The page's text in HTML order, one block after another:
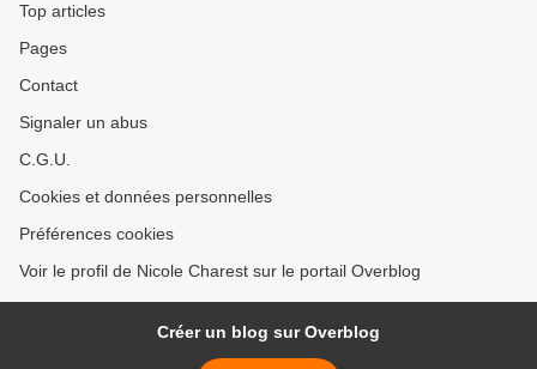
Top articles
Pages
Contact
Signaler un abus
C.G.U.
Cookies et données personnelles
Préférences cookies
Voir le profil de Nicole Charest sur le portail Overblog
Créer un blog sur Overblog